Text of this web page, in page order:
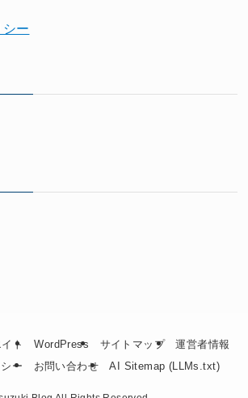
ー
ト WordPress サイトマップ
運営者情報
ー
お問い合わせ AI Sitemap (LLMs.txt)